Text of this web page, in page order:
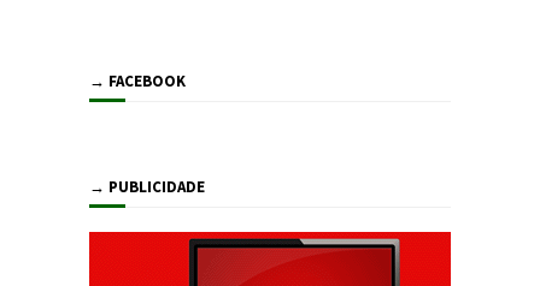
→ FACEBOOK
→ PUBLICIDADE